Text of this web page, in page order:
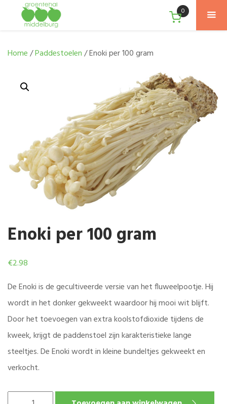
0
Home/Paddestoelen/ Enoki per 100 gram
Enoki per 100 gram
€2.98
De Enoki is de gecultiveerde versie van het fluweelpootje. Hij
wordt in het donker gekweekt waardoor hij mooi wit blijft.
Door het toevoegen van extra koolstofdioxide tijdens de
kweek, krijgt de paddenstoel zijn karakteristieke lange
steeltjes. De Enoki wordt in kleine bundeltjes gekweekt en
verkocht.